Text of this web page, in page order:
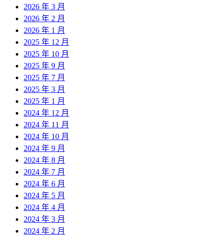
2026 年 3 月
2026 年 2 月
2026 年 1 月
2025 年 12 月
2025 年 10 月
2025 年 9 月
2025 年 7 月
2025 年 3 月
2025 年 1 月
2024 年 12 月
2024 年 11 月
2024 年 10 月
2024 年 9 月
2024 年 8 月
2024 年 7 月
2024 年 6 月
2024 年 5 月
2024 年 4 月
2024 年 3 月
2024 年 2 月